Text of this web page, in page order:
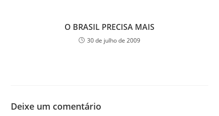
O BRASIL PRECISA MAIS
30 de julho de 2009
Deixe um comentário